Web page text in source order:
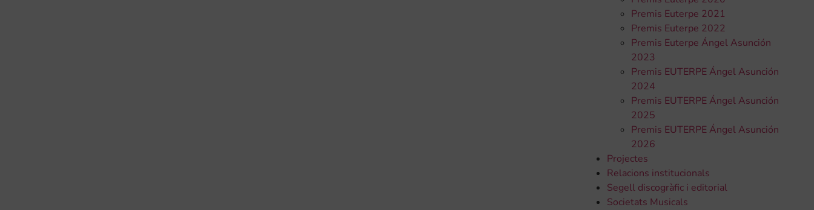
Premis Euterpe 2021
Premis Euterpe 2022
Premis Euterpe Ángel Asunción
2023
Premis EUTERPE Ángel Asunción
2024
Premis EUTERPE Ángel Asunción
2025
Premis EUTERPE Ángel Asunción
2026
Projectes
Relacions institucionals
Segell discogràfic i editorial
Societats Musicals